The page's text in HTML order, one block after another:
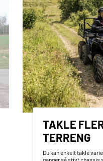
TAKLE
TERRENG
Du kan enkelt takle
ganger så stivt chassis